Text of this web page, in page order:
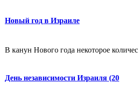
Новый год в Израиле
В канун Нового года некоторое
День независимости Израиля (20